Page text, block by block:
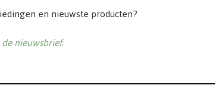
en nieuwste producten?
nieuwsbrief.